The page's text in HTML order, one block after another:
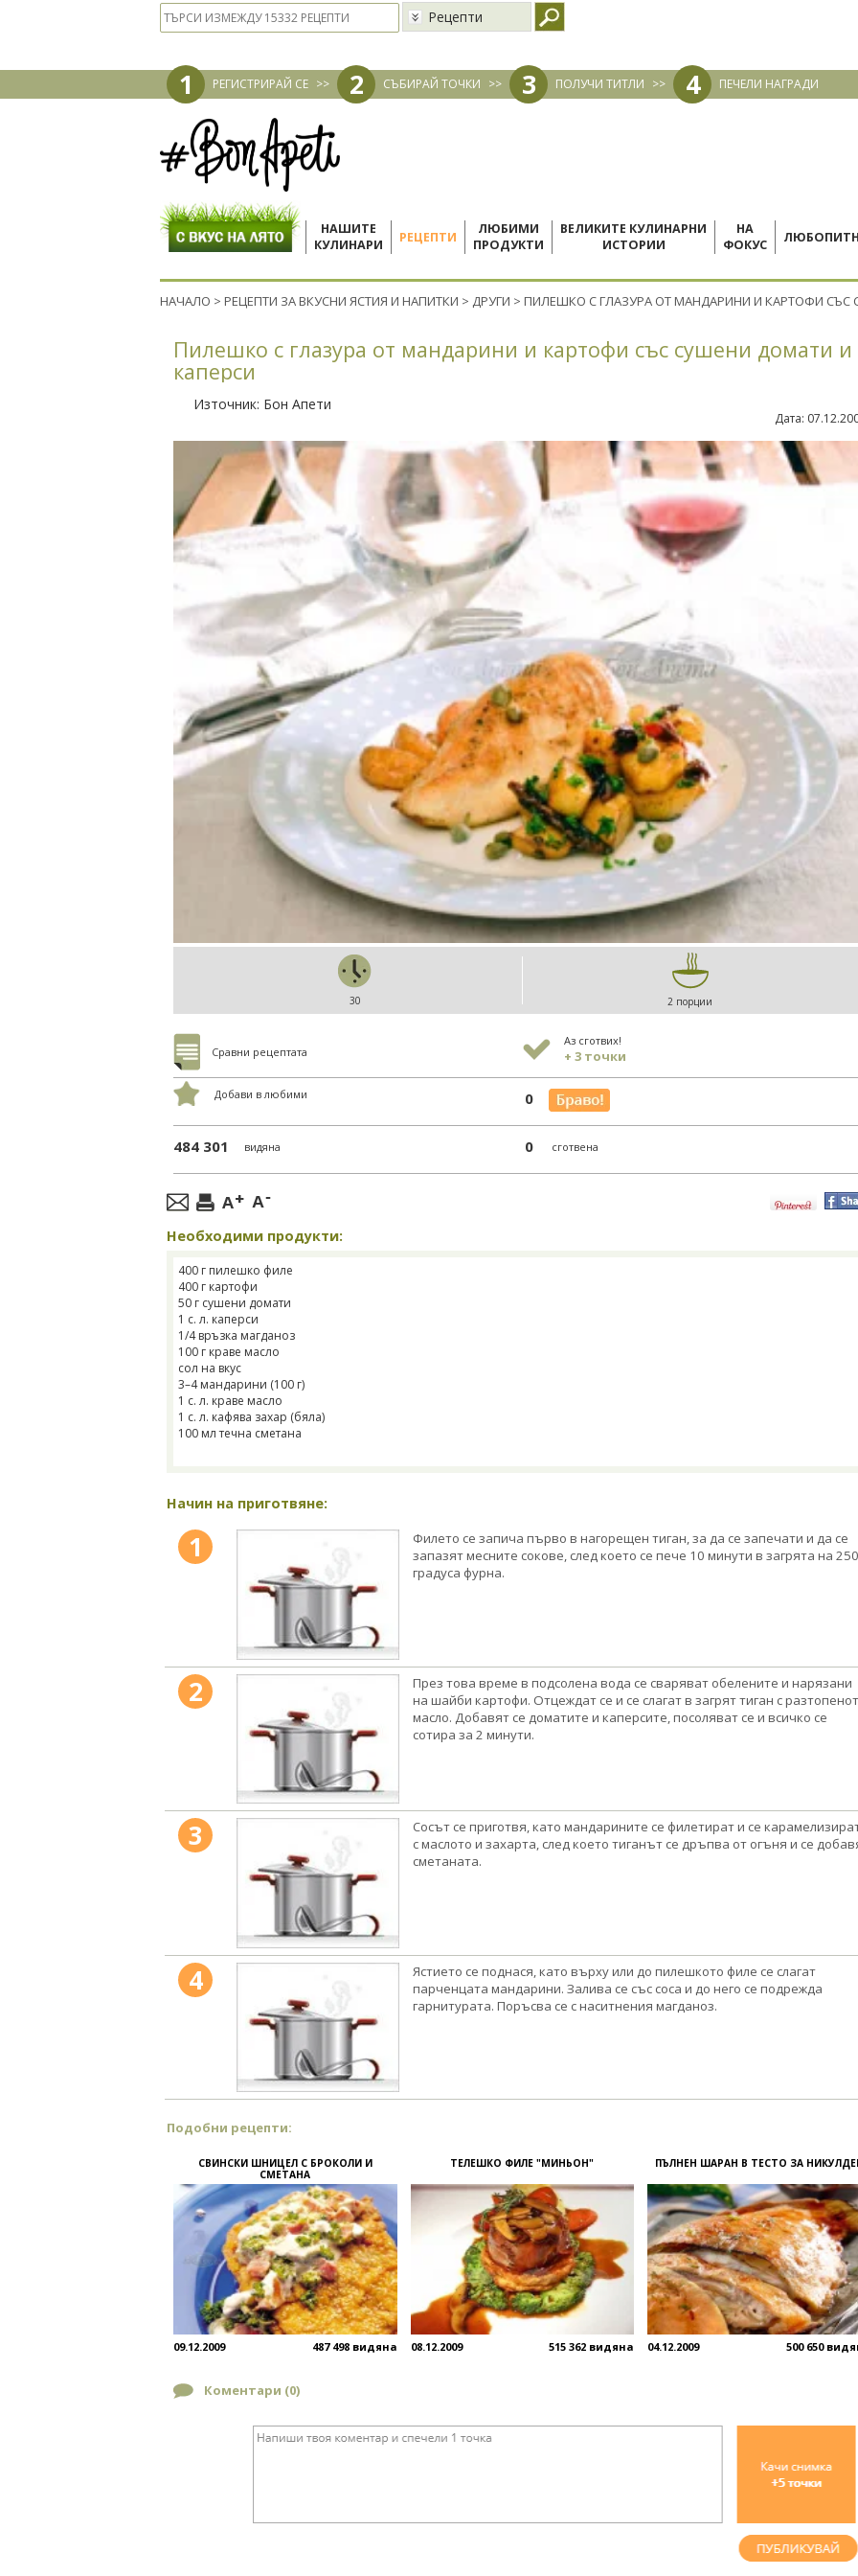
Рецепти
1 РЕГИСТРИРАЙ СЕ >> 2 СЪБИРАЙ ТОЧКИ >> 3 ПОЛУЧИ ТИТЛИ >> 4 ПЕЧЕЛИ НАГРАДИ
НАШИТЕ
КУЛИНАРИ
РЕЦЕПТИ
ЛЮБИМИ
ПРОДУКТИ
ВЕЛИКИТЕ КУЛИНАРНИ
ИСТОРИИ
НА
ФОКУС
НАЧАЛО > РЕЦЕПТИ ЗА ВКУСНИ ЯСТИЯ И НАПИТКИ > ДРУГИ > ПИЛЕШКО С ГЛАЗУРА ОТ МАНДАРИНИ И КАРТОФИ СЪС
Пилешко с глазура от мандарини и картофи със сушени домати и
каперси
Източник: Бон Апети
Дата:
30 2 порции
Сравни рецептата
Аз сготвих!
+ 3 точки
Добави в любими 0
484 301 видяна 0 сготвена
Необходими продукти:
400 г пилешко филе
400 г картофи
50 г сушени домати
1 с. л. каперси
1/4 връзка магданоз
100 г краве масло
сол на вкус
3–4 мандарини (100 г)
1 с. л. краве масло
1 с. л. кафява захар (бяла)
100 мл течна сметана
Начин на приготвяне:
1
Филето се запича първо в нагорещен тиган, за да се запечати и да се
запазят месните сокове, след което се пече 10 минути в загрята на 250
градуса фурна.
2
През това време в подсолена вода се сваряват обелените и нарязани
на шайби картофи. Отцеждат се и се слагат в загрят тиган с
масло. Добавят се доматите и каперсите, посоляват се и всичко се
сотира за 2 минути.
3
Сосът се приготвя, като мандарините се филетират и се
с маслото и захарта, след което тиганът се дръпва от огъня и се
сметаната.
4
Ястието се поднася, като върху или до пилешкото филе се слагат
парченцата мандарини. Залива се със соса и до него се подрежда
гарнитурата. Поръсва се с наситнения магданоз.
Подобни рецепти:
СВИНСКИ ШНИЦЕЛ С БРОКОЛИ И
СМЕТАНА
09.12.2009 487 498 видяна
ТЕЛЕШКО ФИЛЕ "МИНЬОН"
08.12.2009 515 362 видяна
ПЪЛНЕН ШАРАН В ТЕСТО ЗА
04.12.2009 500 650
Коментари (0)